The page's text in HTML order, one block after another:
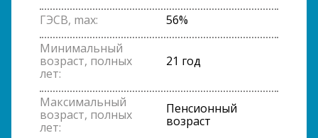
ГЭСВ, max:
56%
Минимальный
возраст, полных
лет:
21 год
Максимальный
возраст, полных
лет:
Пенсионный
возраст